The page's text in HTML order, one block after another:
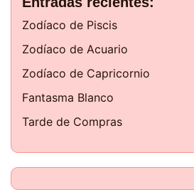
Zodíaco de Piscis
Zodíaco de Acuario
Zodíaco de Capricornio
Fantasma Blanco
Tarde de Compras